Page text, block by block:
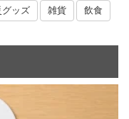
グッズ 雑貨 飲食